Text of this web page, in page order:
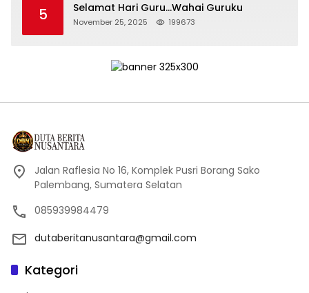
5 Selamat Hari Guru…Wahai Guruku
November 25, 2025 199673
Jalan Raflesia No 16, Komplek Pusri Borang Sako
Palembang, Sumatera Selatan
085939984479
dutaberitanusantara@gmail.com
Kategori